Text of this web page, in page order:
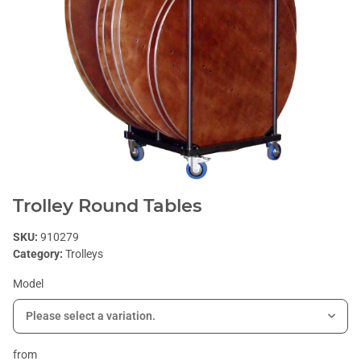
Trolley Round Tables
SKU: 910279
Category: Trolleys
Model
Please select a variation.
from